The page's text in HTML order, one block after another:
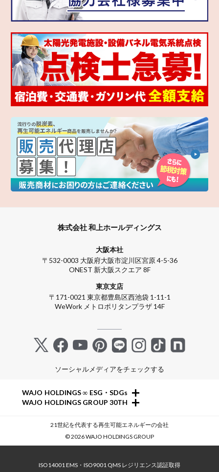
株式会社 和上ホールディングス
大阪本社
〒532-0003 大阪府大阪市淀川区宮原 4-5-36
ONEST 新大阪スクエア 8F
東京支店
〒171-0021 東京都豊島区西池袋 1-11-1
WeWork メトロポリタンプラザ 14F
ソーシャルメディアをチェックする
WAJO HOLDINGS ∞ ESG・SDGs +
新サービスサイト
- 高圧太陽光発電所の買取
- NonFIT太陽光発電所
WAJO HOLDINGS GROUP 30TH +
- 収益性が高い系統用蓄電池
- 仲介業者を挟まない買取販売直売店
- 高圧太陽光発電所の一括査定
21世紀を代表する再生可能エネルギーの会社
© 2026 WAJO HOLDINGS GROUP
ISO14001 EMS・ISO9001 QMS レジリエンス認証取得